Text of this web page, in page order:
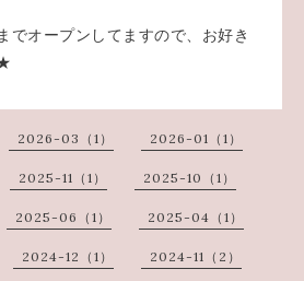
でオープンしてますので、お好き
2026-03（1） 2026-01（1）
2025-11（1） 2025-10（1）
2025-06（1） 2025-04（1）
2024-12（1） 2024-11（2）